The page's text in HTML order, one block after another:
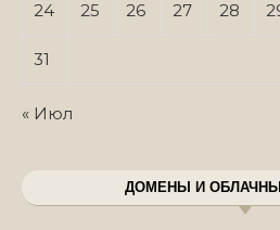
24 25 26 27 28
31
« Июл
ДОМЕНЫ И